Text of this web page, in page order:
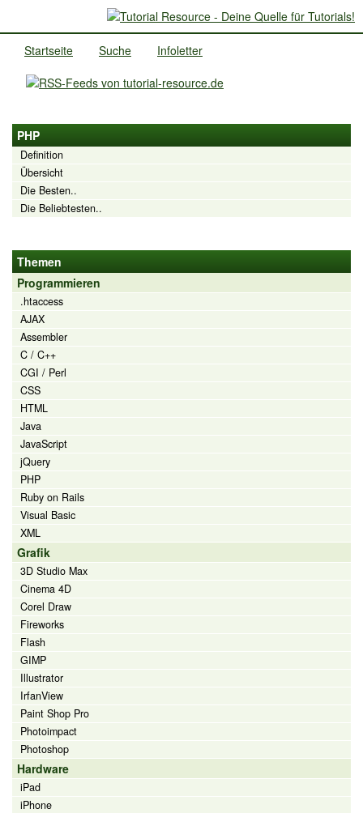
Startseite Suche Infoletter
PHP
Definition
Übersicht
Die Besten..
Die Beliebtesten..
Themen
Programmieren
.htaccess
AJAX
Assembler
C / C++
CGI / Perl
CSS
HTML
Java
JavaScript
jQuery
PHP
Ruby on Rails
Visual Basic
XML
Grafik
3D Studio Max
Cinema 4D
Corel Draw
Fireworks
Flash
GIMP
Illustrator
IrfanView
Paint Shop Pro
Photoimpact
Photoshop
Hardware
iPad
iPhone